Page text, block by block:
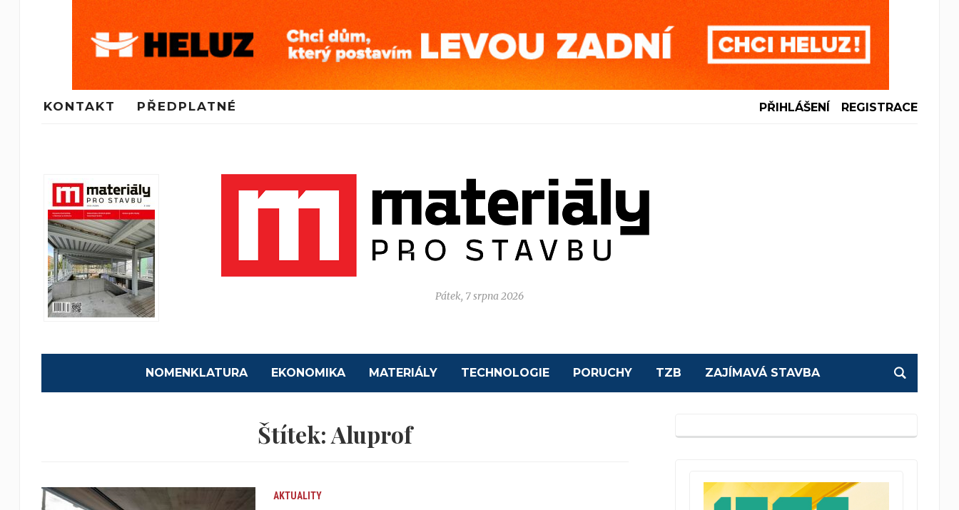
KONTAKT PŘEDPLATNÉ PŘIHLÁŠENÍ REGISTRACE
Pátek, 7 srpna 2026
NOMENKLATURA EKONOMIKA MATERIÁLY TECHNOLOGIE PORUCHY TZB ZAJÍMAVÁ STAVBA
Štítek:Aluprof
AKTUALITY